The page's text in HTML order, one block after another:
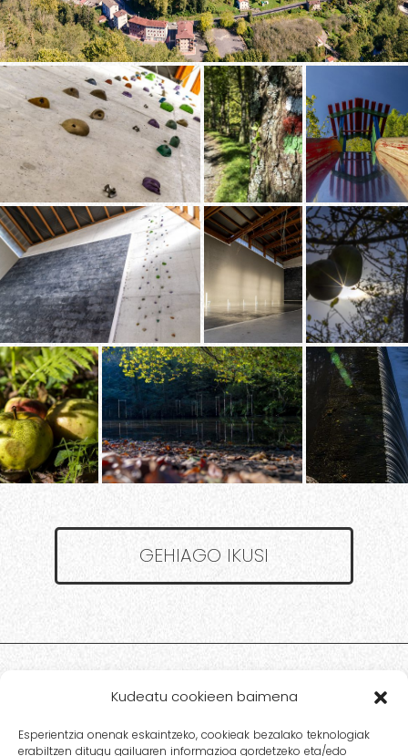
Kudeatu cookieen baimena
Esperientzia onenak eskaintzeko, cookieak bezalako teknologiak
erabiltzen ditugu gailuaren informazioa gordetzeko eta/edo
GEHIAGO IKUSI